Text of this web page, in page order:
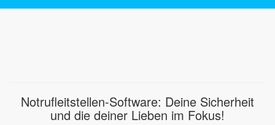
Notrufleitstellen-Software: Deine Sicherheit
und die deiner Lieben im Fokus!